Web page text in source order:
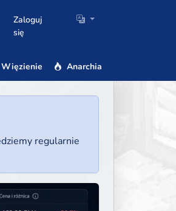
Zaloguj
się
Więzienie Anarchia
regularnie